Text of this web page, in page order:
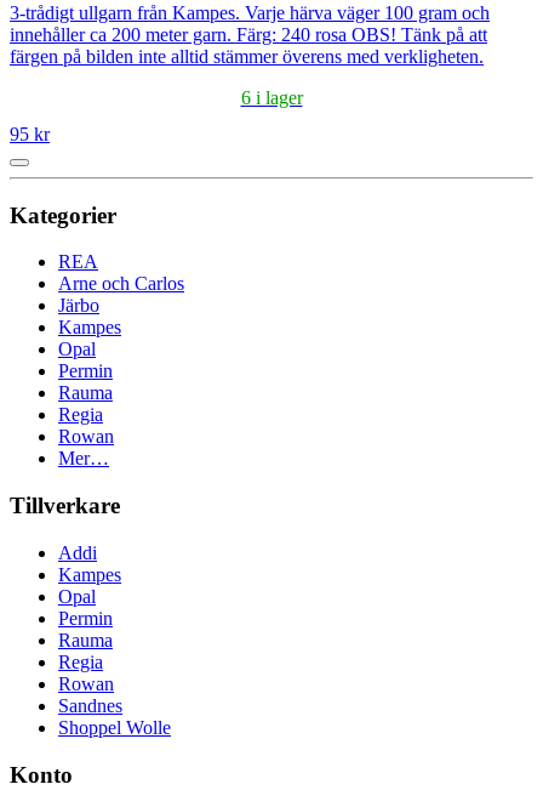
3-trådigt ullgarn från Kampes. Varje härva väger 100 gram och
innehåller ca 200 meter garn. Färg: 240 rosa OBS! Tänk på att
färgen på bilden inte alltid stämmer överens med verkligheten.
6 i lager
95 kr
Kategorier
REA
Arne och Carlos
Järbo
Kampes
Opal
Permin
Rauma
Regia
Rowan
Mer…
Tillverkare
Addi
Kampes
Opal
Permin
Rauma
Regia
Rowan
Sandnes
Shoppel Wolle
Konto